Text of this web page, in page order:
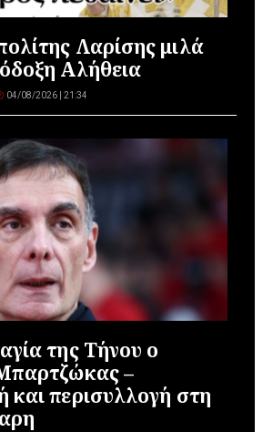
Λαρίσης μιλά
Αλήθεια
04/08/2026 | 21:34
της Τήνου ο
–
και περισυλλογή στη